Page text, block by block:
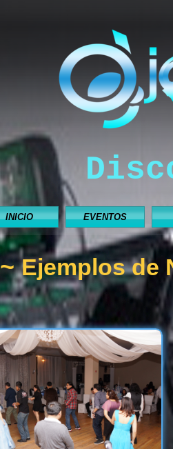
INICIO EVENTOS
~Ejemplos de